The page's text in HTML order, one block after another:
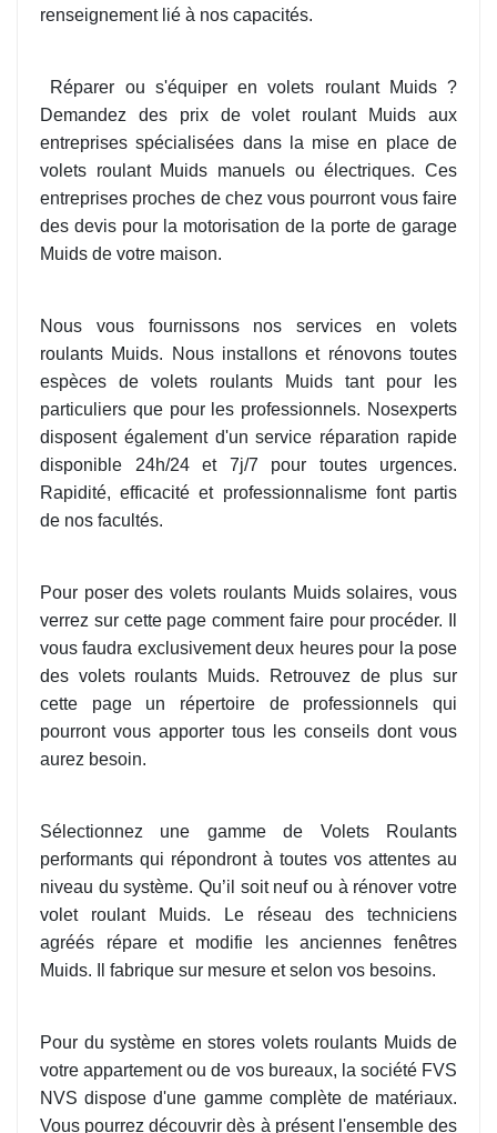
renseignement lié à nos capacités.
Réparer ou s'équiper en volets roulant Muids ?
Demandez des prix de volet roulant Muids aux
entreprises spécialisées dans la mise en place de
volets roulant Muids manuels ou électriques. Ces
entreprises proches de chez vous pourront vous faire
des devis pour la motorisation de la porte de garage
Muids de votre maison.
Nous vous fournissons nos services en volets
roulants Muids. Nous installons et rénovons toutes
espèces de volets roulants Muids tant pour les
particuliers que pour les professionnels. Nosexperts
disposent également d'un service réparation rapide
disponible 24h/24 et 7j/7 pour toutes urgences.
Rapidité, efficacité et professionnalisme font partis
de nos facultés.
Pour poser des volets roulants Muids solaires, vous
verrez sur cette page comment faire pour procéder. Il
vous faudra exclusivement deux heures pour la pose
des volets roulants Muids. Retrouvez de plus sur
cette page un répertoire de professionnels qui
pourront vous apporter tous les conseils dont vous
aurez besoin.
Sélectionnez une gamme de Volets Roulants
performants qui répondront à toutes vos attentes au
niveau du système. Qu’il soit neuf ou à rénover votre
volet roulant Muids. Le réseau des techniciens
agréés répare et modifie les anciennes fenêtres
Muids. Il fabrique sur mesure et selon vos besoins.
Pour du système en stores volets roulants Muids de
votre appartement ou de vos bureaux, la société FVS
NVS dispose d'une gamme complète de matériaux.
Vous pourrez découvrir dès à présent l'ensemble des